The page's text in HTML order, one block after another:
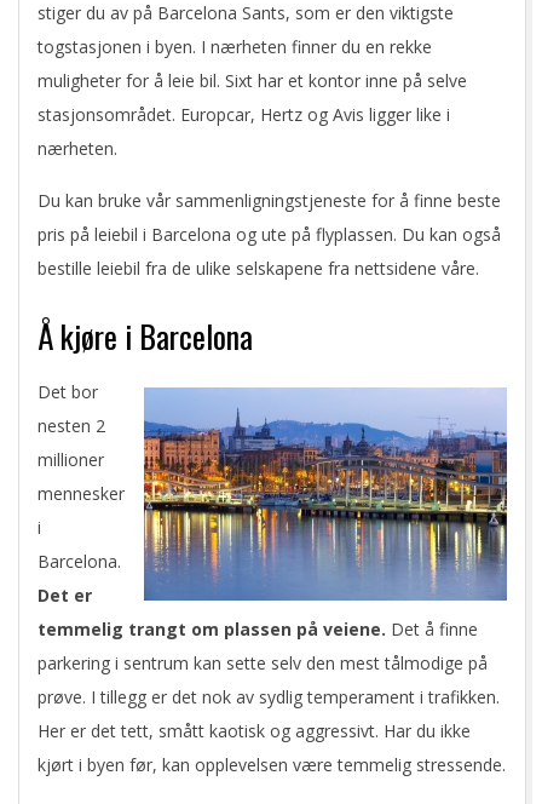
stiger du av på Barcelona Sants, som er den viktigste
togstasjonen i byen. I nærheten finner du en rekke
muligheter for å leie bil. Sixt har et kontor inne på selve
stasjonsområdet. Europcar, Hertz og Avis ligger like i
nærheten.
Du kan bruke vår sammenligningstjeneste for å finne beste
pris på leiebil i Barcelona og ute på flyplassen. Du kan også
bestille leiebil fra de ulike selskapene fra nettsidene våre.
Å kjøre i Barcelona
Det bor
nesten 2
millioner
mennesker
i
Barcelona.
Det er
temmelig trangt om plassen på veiene. Det å finne
parkering i sentrum kan sette selv den mest tålmodige på
prøve. I tillegg er det nok av sydlig temperament i trafikken.
Her er det tett, smått kaotisk og aggressivt. Har du ikke
kjørt i byen før, kan opplevelsen være temmelig stressende.